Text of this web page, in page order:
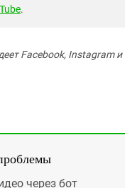
.
Facebook, Instagram и
через бот